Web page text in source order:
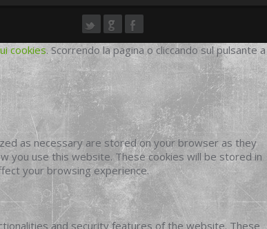
cookies. Scorrendo la pagina o cliccando sul pulsante a
as necessary are stored on your browser as they
you use this website. These cookies will be stored in
your browsing experience.
and security features of the website. These